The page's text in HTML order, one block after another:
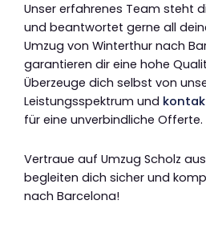
Unser erfahrenes Team steht
und beantwortet gerne all
Umzug von Winterthur nach
garantieren dir eine hohe
Überzeuge dich selbst von
Leistungsspektrum und
für eine unverbindliche Offerte.
Vertraue auf Umzug Scholz
begleiten dich sicher und
nach Barcelona!